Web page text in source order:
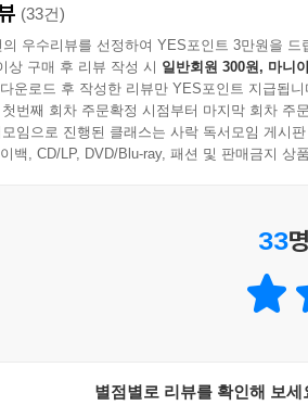
(33건)
의 우수리뷰를 선정하여 YES포인트 3만원을 드
상 구매 후 리뷰 작성 시 일반회원 300원, 마니
운로드 후 작성한 리뷰만 YES포인트 지급됩니
번째 회차 주문확정 시점부터 마지막 회차 주
임으로 진행된 클래스는 사락 독서모임 게시
백, CD/LP, DVD/Blu-ray, 패션 및 판매금지 상
33
별점별로 리뷰를 확인해 보세